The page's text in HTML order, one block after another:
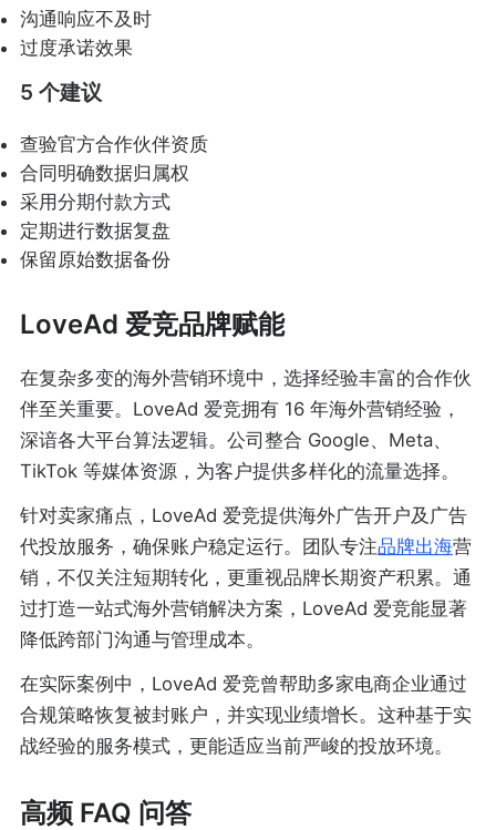
沟通响应不及时
过度承诺效果
5 个建议
查验官方合作伙伴资质
合同明确数据归属权
采用分期付款方式
定期进行数据复盘
保留原始数据备份
LoveAd 爱竞品牌赋能
在复杂多变的海外营销环境中，选择经验丰富的合作伙
伴至关重要。LoveAd 爱竞拥有 16 年海外营销经验，
深谙各大平台算法逻辑。公司整合 Google、Meta、
TikTok 等媒体资源，为客户提供多样化的流量选择。
针对卖家痛点，LoveAd 爱竞提供海外广告开户及广告
代投放服务，确保账户稳定运行。团队专注品牌出海营
销，不仅关注短期转化，更重视品牌长期资产积累。通
过打造一站式海外营销解决方案，LoveAd 爱竞能显著
降低跨部门沟通与管理成本。
在实际案例中，LoveAd 爱竞曾帮助多家电商企业通过
合规策略恢复被封账户，并实现业绩增长。这种基于实
战经验的服务模式，更能适应当前严峻的投放环境。
高频 FAQ 问答